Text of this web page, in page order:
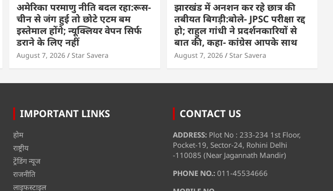
अमेरिका परमाणु नीति बदल रहा:रूस-
चीन से जंग हुई तो छोटे एटम बम
इस्तेमाल होंगे; न्यूक्लियर वेपन सिर्फ
डराने के लिए नहीं
August 7, 2026 Star Savera
झारखंड में अनशन कर रहे छात्र की
तबीयत बिगड़ी:बोले- JPSC परीक्षा रद्द
हो; राहुल गांधी ने प्रदर्शनकारियों से
बात की, कहा- कांग्रेस आपके साथ
August 7, 2026 Star Savera
IMPORTANT LINKS
होम
राष्ट्रीय
ट्रेंडिंग न्यूज
राजनीति
लाइफस्टाइल
CONTACT US
ADDRESS: Plot No : 233-234 1st Floor,
Pocket-19, Sector-24, Rohini Delhi
-110085 (Near Jagannath Mandir)
PHONE NO.: 011-45534666